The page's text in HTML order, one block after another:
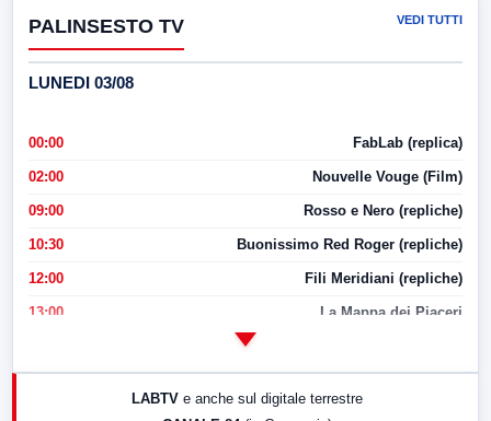
PALINSESTO TV VEDI TUTTI
LUNEDI 03/08
00:00 FabLab (replica)
02:00 Nouvelle Vouge (Film)
09:00 Rosso e Nero (repliche)
10:30 Buonissimo Red Roger (repliche)
12:00 Fili Meridiani (repliche)
13:00 La Mappa dei Piaceri
17:00 LabNews (replica)
LABTV e anche sul digitale terrestre